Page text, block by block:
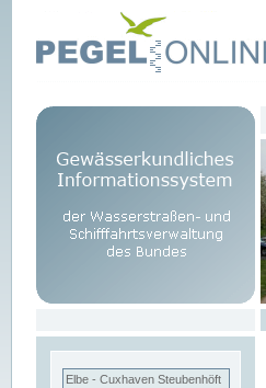
Elbe - Cuxhaven Steubenhöft